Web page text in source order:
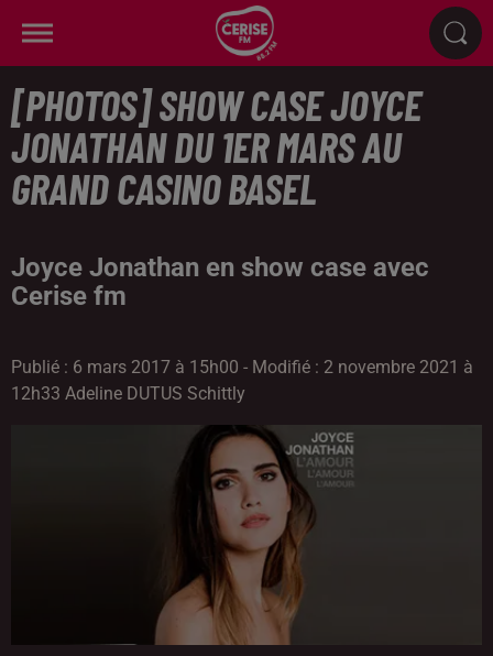
[PHOTOS] SHOW CASE JOYCE
JONATHAN DU 1ER MARS AU
GRAND CASINO BASEL
Joyce Jonathan en show case avec
Cerise fm
Publié : 6 mars 2017 à 15h00 - Modifié : 2 novembre 2021 à
12h33 Adeline DUTUS Schittly